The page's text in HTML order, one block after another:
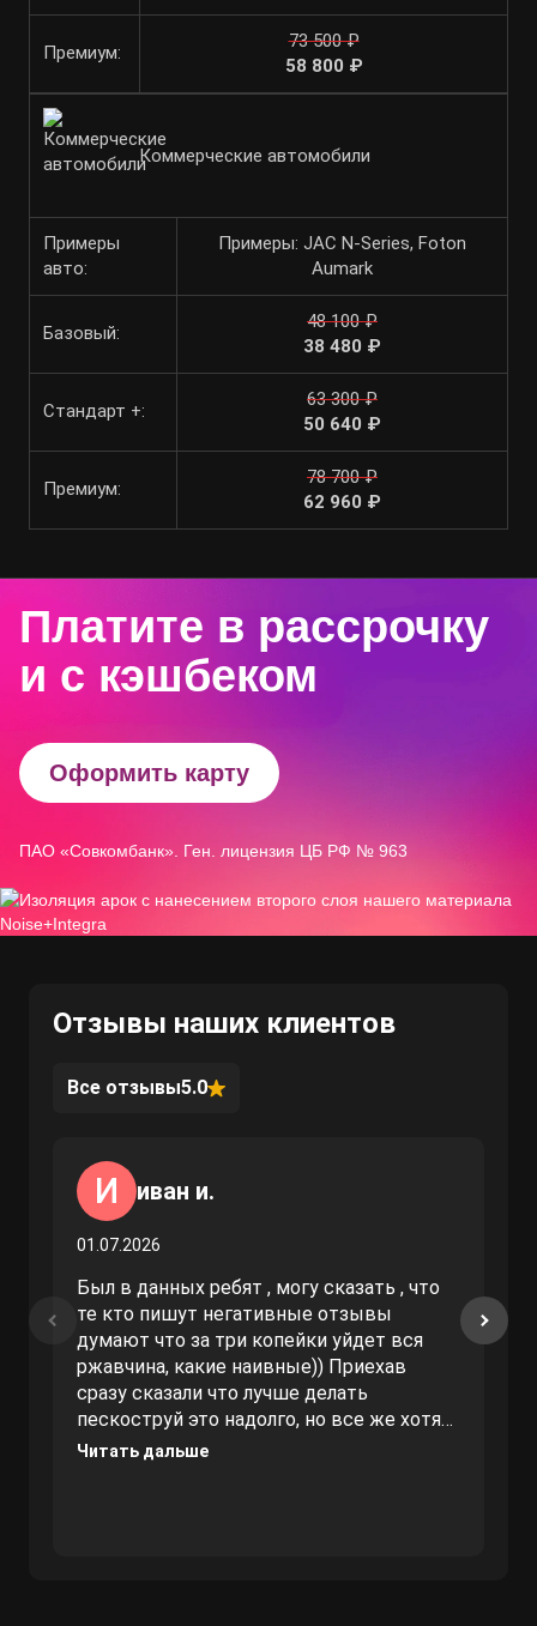
Премиум:
73 500 ₽
58 800 ₽
Коммерческие автомобили
Примеры
авто:
Примеры: JAC N-Series, Foton
Aumark
Базовый:
48 100 ₽
38 480 ₽
Стандарт +:
63 300 ₽
50 640 ₽
Премиум:
78 700 ₽
62 960 ₽
Платите в рассрочку
и с кэшбеком
Оформить карту
ПАО «Совкомбанк». Ген. лицензия ЦБ РФ № 963
Отзывы наших клиентов
Все отзывы5.0
И иван и.
01.07.2026
Был в данных ребят , могу сказать , что
те кто пишут негативные отзывы
думают что за три копейки уйдет вся
ржавчина, какие наивные)) Приехав
сразу сказали что лучше делать
пескоструй это надолго, но все же хотят
за три копейки сделать, как в
Читать дальше